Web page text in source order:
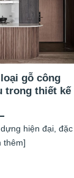
gỗ công
trong thiết kế
hiện đại, đặc
thêm]